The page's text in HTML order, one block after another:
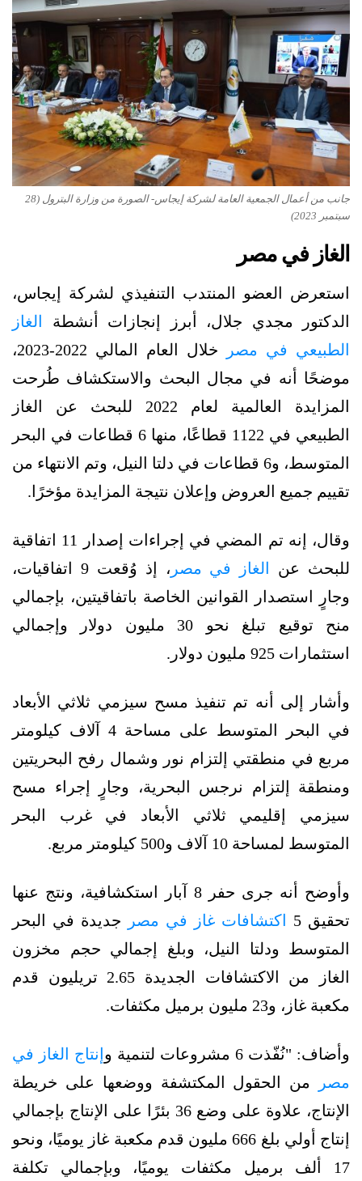
جانب من أعمال الجمعية العامة لشركة إيجاس- الصورة من وزارة البترول (28
سبتمبر 2023)
الغاز في مصر
استعرض العضو المنتدب التنفيذي لشركة إيجاس،
الدكتور مجدي جلال، أبرز إنجازات أنشطة
الغاز
الطبيعي في مصر
خلال العام المالي 2022-2023،
موضحًا أنه في مجال البحث والاستكشاف طُرحت
المزايدة العالمية لعام 2022 للبحث عن الغاز
الطبيعي في 1122 قطاعًا، منها 6 قطاعات في البحر
المتوسط، و6 قطاعات في دلتا النيل، وتم الانتهاء من
تقييم جميع العروض وإعلان نتيجة المزايدة مؤخرًا.
وقال، إنه تم المضي في إجراءات إصدار 11 اتفاقية
للبحث عن
الغاز في مصر
، إذ وُقعت 9 اتفاقيات،
وجارٍ استصدار القوانين الخاصة باتفاقيتين، بإجمالي
منح توقيع تبلغ نحو 30 مليون دولار وإجمالي
استثمارات 925 مليون دولار.
وأشار إلى أنه تم تنفيذ مسح سيزمي ثلاثي الأبعاد
في البحر المتوسط على مساحة 4 آلاف كيلومتر
مربع في منطقتي إلتزام نور وشمال رفح البحريتين
ومنطقة إلتزام نرجس البحرية، وجارٍ إجراء مسح
سيزمي إقليمي ثلاثي الأبعاد في غرب البحر
المتوسط لمساحة 10 آلاف و500 كيلومتر مربع.
وأوضح أنه جرى حفر 8 آبار استكشافية، ونتج عنها
تحقيق 5
اكتشافات غاز في مصر
جديدة في البحر
المتوسط ودلتا النيل، وبلغ إجمالي حجم مخزون
الغاز من الاكتشافات الجديدة 2.65 تريليون قدم
مكعبة غاز، و23 مليون برميل مكثفات.
وأضاف: "نُفّذت 6 مشروعات لتنمية و
إنتاج الغاز في
مصر
من الحقول المكتشفة ووضعها على خريطة
الإنتاج، علاوة على وضع 36 بئرًا على الإنتاج بإجمالي
إنتاج أولي بلغ 666 مليون قدم مكعبة غاز يوميًا، ونحو
17 ألف برميل مكثفات يوميًا، وبإجمالي تكلفة